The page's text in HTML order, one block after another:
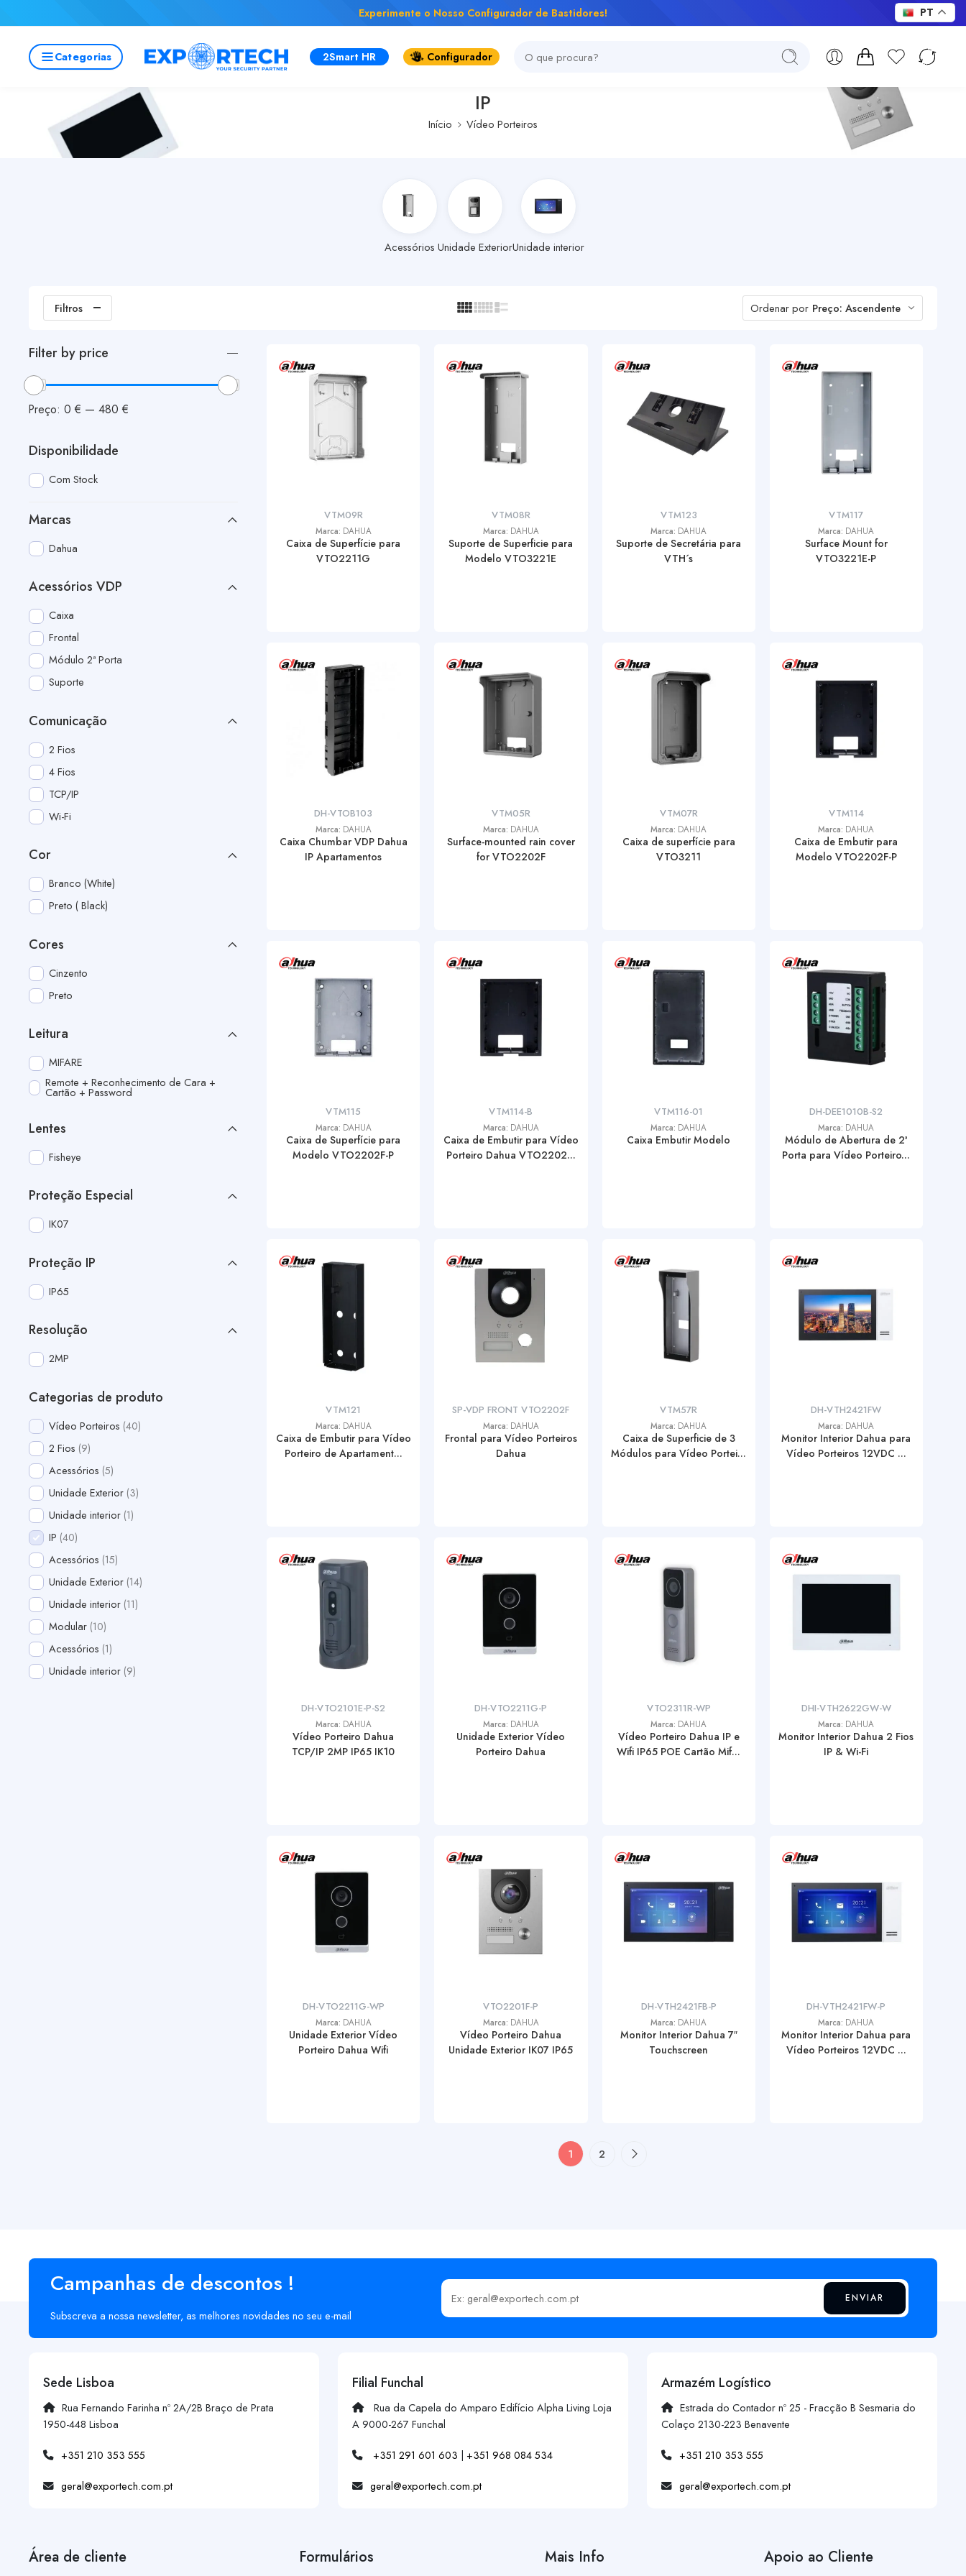
Experimente o Nosso Configurador de Bastidores!
Categorias 2Smart HR Configurador
IP
Início Vídeo Porteiros
Acessórios Unidade ExteriorUnidade interior
Filtros Ordenar por Preço: Ascendente
VTM09R
Marca: DAHUA
Caixa de Superfície para
VTO2211G
VTM08R
Marca: DAHUA
Suporte de Superficie para
Modelo VTO3221E
VTM123
Marca: DAHUA
Suporte de Secretária para
VTH´s
VTM117
Marca: DAHUA
Surface Mount for
VTO3221E-P
DH-VTOB103
Marca: DAHUA
Caixa Chumbar VDP Dahua
IP Apartamentos
VTM05R
Marca: DAHUA
Surface-mounted rain cover
for VTO2202F
VTM07R
Marca: DAHUA
Caixa de superfície para
VTO3211
VTM114
Marca: DAHUA
Caixa de Embutir para
Modelo VTO2202F-P
VTM115
Marca: DAHUA
Caixa de Superfície para
Modelo VTO2202F-P
VTM114-B
Marca: DAHUA
Caixa de Embutir para Vídeo
Porteiro Dahua VTO2202...
VTM116-01
Marca: DAHUA
Caixa Embutir Modelo
DH-DEE1010B-S2
Marca: DAHUA
Módulo de Abertura de 2ª
Porta para Vídeo Porteiro...
VTM121
Marca: DAHUA
Caixa de Embutir para Vídeo
Porteiro de Apartament...
SP-VDP FRONT VTO2202F
Marca: DAHUA
Frontal para Vídeo Porteiros
Dahua
VTM57R
Marca: DAHUA
Caixa de Superficie de 3
Módulos para Vídeo Portei...
DH-VTH2421FW
Marca: DAHUA
Monitor Interior Dahua para
Vídeo Porteiros 12VDC ...
DH-VTO2101E-P-S2
Marca: DAHUA
Vídeo Porteiro Dahua
TCP/IP 2MP IP65 IK10
DH-VTO2211G-P
Marca: DAHUA
Unidade Exterior Vídeo
Porteiro Dahua
VTO2311R-WP
Marca: DAHUA
Vídeo Porteiro Dahua IP e
Wifi IP65 POE Cartão Mif...
DHI-VTH2622GW-W
Marca: DAHUA
Monitor Interior Dahua 2 Fios
IP & Wi-Fi
DH-VTO2211G-WP
Marca: DAHUA
Unidade Exterior Vídeo
Porteiro Dahua Wifi
VTO2201F-P
Marca: DAHUA
Vídeo Porteiro Dahua
Unidade Exterior IK07 IP65
DH-VTH2421FB-P
Marca: DAHUA
Monitor Interior Dahua 7″
Touchscreen
DH-VTH2421FW-P
Marca: DAHUA
Monitor Interior Dahua para
Vídeo Porteiros 12VDC ...
1 2
Filter by price
Preço: 0 € — 480 €
Disponibilidade
Com Stock
Marcas
Dahua
Acessórios VDP
Caixa
Frontal
Módulo 2ª Porta
Suporte
Comunicação
2 Fios
4 Fios
TCP/IP
Wi-Fi
Cor
Branco (White)
Preto ( Black)
Cores
Cinzento
Preto
Leitura
MIFARE
Remote + Reconhecimento de Cara +
Cartão + Password
Lentes
Fisheye
Proteção Especial
IK07
Proteção IP
IP65
Resolução
2MP
Categorias de produto
Vídeo Porteiros 40
2 Fios 9
Acessórios 5
Unidade Exterior 3
Unidade interior 1
IP 40
Acessórios 15
Unidade Exterior 14
Unidade interior 11
Modular 10
Acessórios 1
Unidade interior 9
Campanhas de descontos !
Subscreva a nossa newsletter, as melhores novidades no seu e-mail
Insira o seu email ENVIAR
Sede Lisboa
Rua Fernando Farinha nº 2A/2B Braço de Prata
1950-448 Lisboa
+351 210 353 555
geral@exportech.com.pt
Filial Funchal
Rua da Capela do Amparo Edifício Alpha Living Loja
A 9000-267 Funchal
+351 291 601 603 | +351 968 084 534
geral@exportech.com.pt
Armazém Logístico
Estrada do Contador nº 25 - Fracção B Sesmaria do
Colaço 2130-223 Benavente
+351 210 353 555
geral@exportech.com.pt
Área de cliente Formulários Mais Info Apoio ao Cliente
PT